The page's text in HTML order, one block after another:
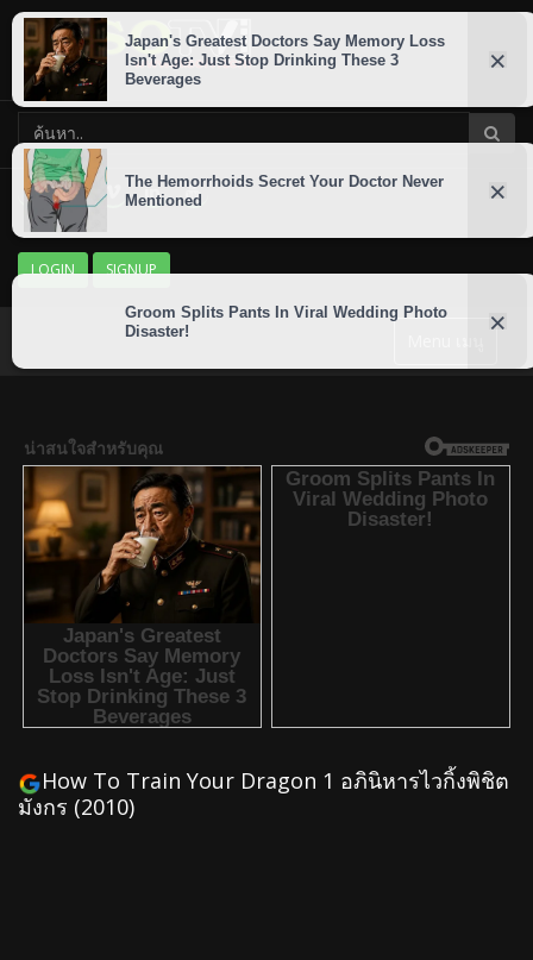
LOGIN SIGNUP
How To Train Your Dragon 1 อภินิหารไวกิ้งพิชิต
มังกร (2010)